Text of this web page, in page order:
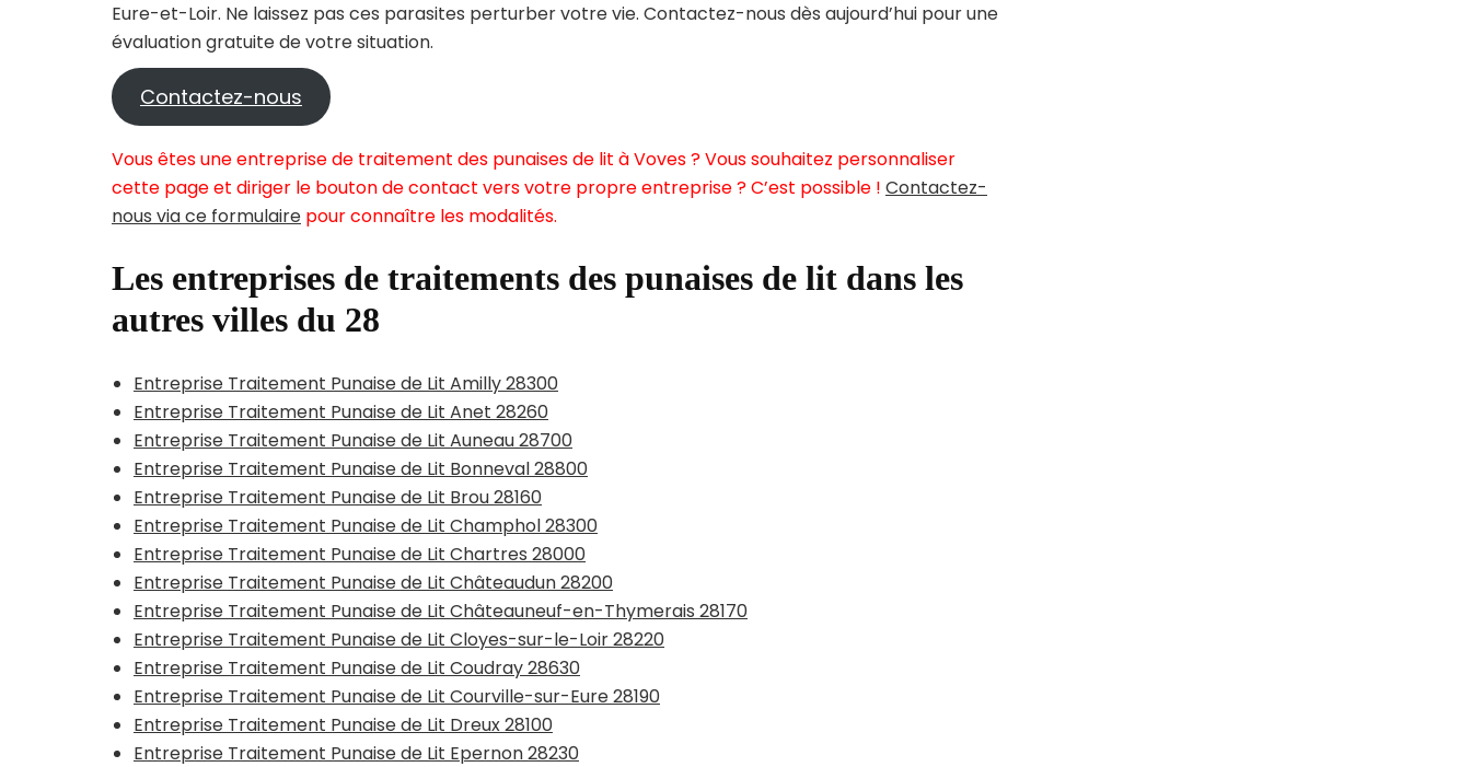
Eure-et-Loir. Ne laissez pas ces parasites perturber votre vie. Contactez-nous dès aujourd’hui pour une
évaluation gratuite de votre situation.
Contactez-nous
Vous êtes une entreprise de traitement des punaises de lit à Voves ? Vous souhaitez personnaliser
cette page et diriger le bouton de contact vers votre propre entreprise ? C’est possible ! Contactez-
nous via ce formulaire pour connaître les modalités.
Les entreprises de traitements des punaises de lit dans les
autres villes du 28
Entreprise Traitement Punaise de Lit Amilly 28300
Entreprise Traitement Punaise de Lit Anet 28260
Entreprise Traitement Punaise de Lit Auneau 28700
Entreprise Traitement Punaise de Lit Bonneval 28800
Entreprise Traitement Punaise de Lit Brou 28160
Entreprise Traitement Punaise de Lit Champhol 28300
Entreprise Traitement Punaise de Lit Chartres 28000
Entreprise Traitement Punaise de Lit Châteaudun 28200
Entreprise Traitement Punaise de Lit Châteauneuf-en-Thymerais 28170
Entreprise Traitement Punaise de Lit Cloyes-sur-le-Loir 28220
Entreprise Traitement Punaise de Lit Coudray 28630
Entreprise Traitement Punaise de Lit Courville-sur-Eure 28190
Entreprise Traitement Punaise de Lit Dreux 28100
Entreprise Traitement Punaise de Lit Epernon 28230